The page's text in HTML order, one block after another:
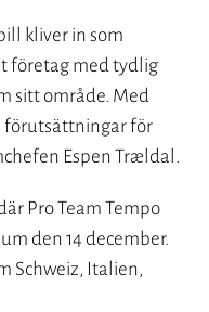
kliver in som
företag med tydlig
sitt område. Med
förutsättningar för
Espen Trældal.
Pro Team Tempo
den 14 december.
Schweiz, Italien,